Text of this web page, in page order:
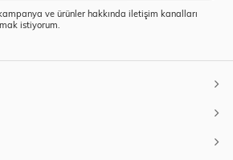
ve ürünler hakkında iletişim kanalları
istiyorum.